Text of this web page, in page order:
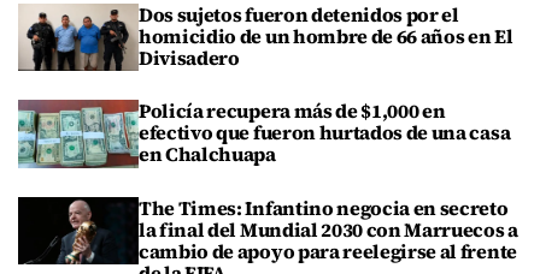
Dos sujetos fueron detenidos por el
homicidio de un hombre de 66 años en El
Divisadero
Policía recupera más de $1,000 en
efectivo que fueron hurtados de una casa
en Chalchuapa
The Times: Infantino negocia en secreto
la final del Mundial 2030 con Marruecos a
cambio de apoyo para reelegirse al frente